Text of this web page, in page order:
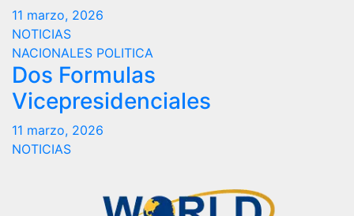
11 marzo, 2026
NOTICIAS
NACIONALES POLITICA
Dos Formulas
Vicepresidenciales
11 marzo, 2026
NOTICIAS